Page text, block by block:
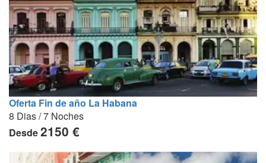
Oferta Fin de año La Habana
8 Dias / 7 Noches
Desde2150 €